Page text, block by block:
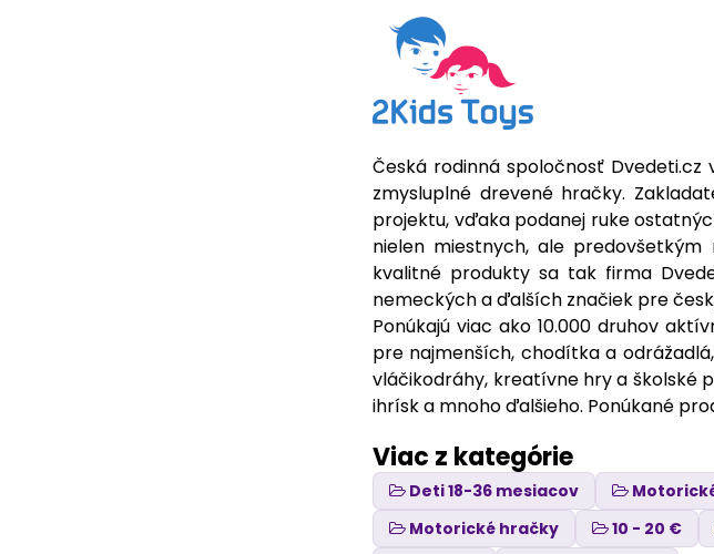
Česká rodinná spoločnosť
zmysluplné drevené hračky.
projektu, vďaka podanej ruke
nielen miestnych, ale
kvalitné produkty sa tak firma
nemeckých a ďalších značiek pre
Ponúkajú viac ako 10.000 druhov
pre najmenších, chodítka a
vláčikodráhy, kreatívne hry a školské
ihrísk a mnoho ďalšieho. Ponúkané
Viac z kategórie
Deti 18-36 mesiacov
Motorické hračky
10 - 20 €